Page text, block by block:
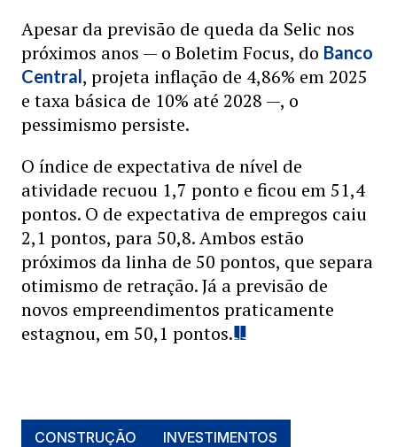
Apesar da previsão de queda da Selic nos
próximos anos — o Boletim Focus, do Banco
Central, projeta inflação de 4,86% em 2025
e taxa básica de 10% até 2028 —, o
pessimismo persiste.
O índice de expectativa de nível de
atividade recuou 1,7 ponto e ficou em 51,4
pontos. O de expectativa de empregos caiu
2,1 pontos, para 50,8. Ambos estão
próximos da linha de 50 pontos, que separa
otimismo de retração. Já a previsão de
novos empreendimentos praticamente
estagnou, em 50,1 pontos.
CONSTRUÇÃO INVESTIMENTOS